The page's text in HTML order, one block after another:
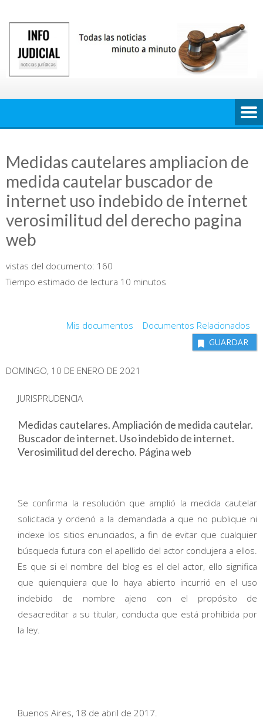
contenido
Medidas cautelares ampliacion de
medida cautelar buscador de
internet uso indebido de internet
verosimilitud del derecho pagina
web
vistas del documento: 160
Tiempo estimado de lectura 10 minutos
Mis documentos Documentos Relacionados
GUARDAR
DOMINGO, 10 DE ENERO DE 2021
JURISPRUDENCIA
Medidas cautelares. Ampliación de medida cautelar.
Buscador de internet. Uso indebido de internet.
Verosimilitud del derecho. Página web
Se confirma la resolución que amplió la medida cautelar
solicitada y ordenó a la demandada a que no publique ni
indexe los sitios enunciados, a fin de evitar que cualquier
búsqueda futura con el apellido del actor condujera a ellos.
Es que si el nombre del blog es el del actor, ello significa
que quienquiera que lo haya abierto incurrió en el uso
indebido de nombre ajeno con el propósito de
desacreditar a su titular, conducta que está prohibida por
la ley.
Buenos Aires, 18 de abril de 2017.